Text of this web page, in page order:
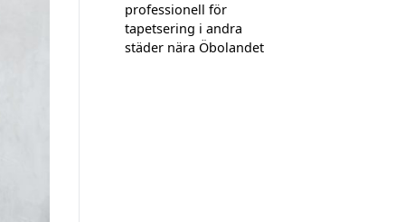
professionell för
tapetsering i andra
städer nära Öbolandet